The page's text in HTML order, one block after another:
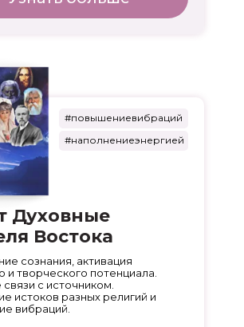
#повышениевибраций
#наполнениеэнергией
Духовные
Востока
сознания, активация
и творческого потенциала.
с источником.
истоков разных религий и
вибраций.